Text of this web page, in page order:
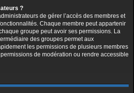
?
de gérer l’accès des membres et
Chaque membre peut appartenir
groupe peut avoir ses permissions. La
des groupes permet aux
les permissions de plusieurs membres
de modération ou rendre accessible